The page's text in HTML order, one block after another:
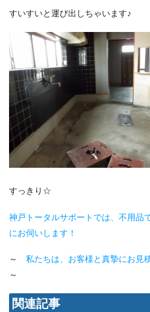
すいすいと運び出しちゃいます♪
すっきり☆
神戸トータルサポートでは、不用品
にお伺いします！
～ 私たちは、お客様と真摯にお見
～
関連記事